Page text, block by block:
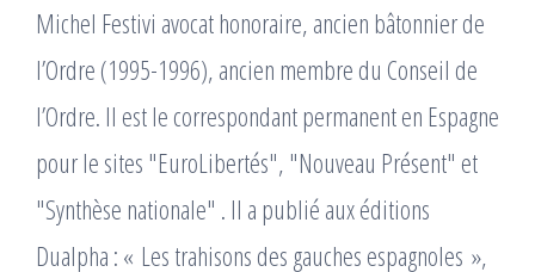
Michel Festivi avocat honoraire, ancien bâtonnier de
l’Ordre (1995-1996), ancien membre du Conseil de
l’Ordre. Il est le correspondant permanent en Espagne
pour le sites "EuroLibertés", "Nouveau Présent" et
"Synthèse nationale" . Il a publié aux éditions
Dualpha : « Les trahisons des gauches espagnoles »,